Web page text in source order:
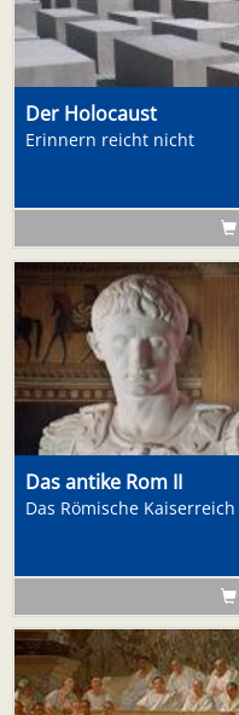
Der Holocaust
Erinnern reicht nicht
Das antike Rom II
Das Römische Kaiserreich